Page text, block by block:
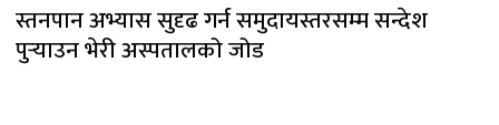
स्तनपान अभ्यास सुदृढ गर्न समुदायस्तरसम्म सन्देश
पुर्‍याउन भेरी अस्पतालको जोड